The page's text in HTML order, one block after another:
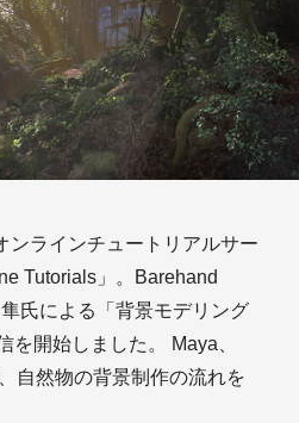
ンラインチュートリアルサー
Tutorials」。Barehand
氏による「背景モデリング
を開始しました。 Maya、
自然物の背景制作の流れを